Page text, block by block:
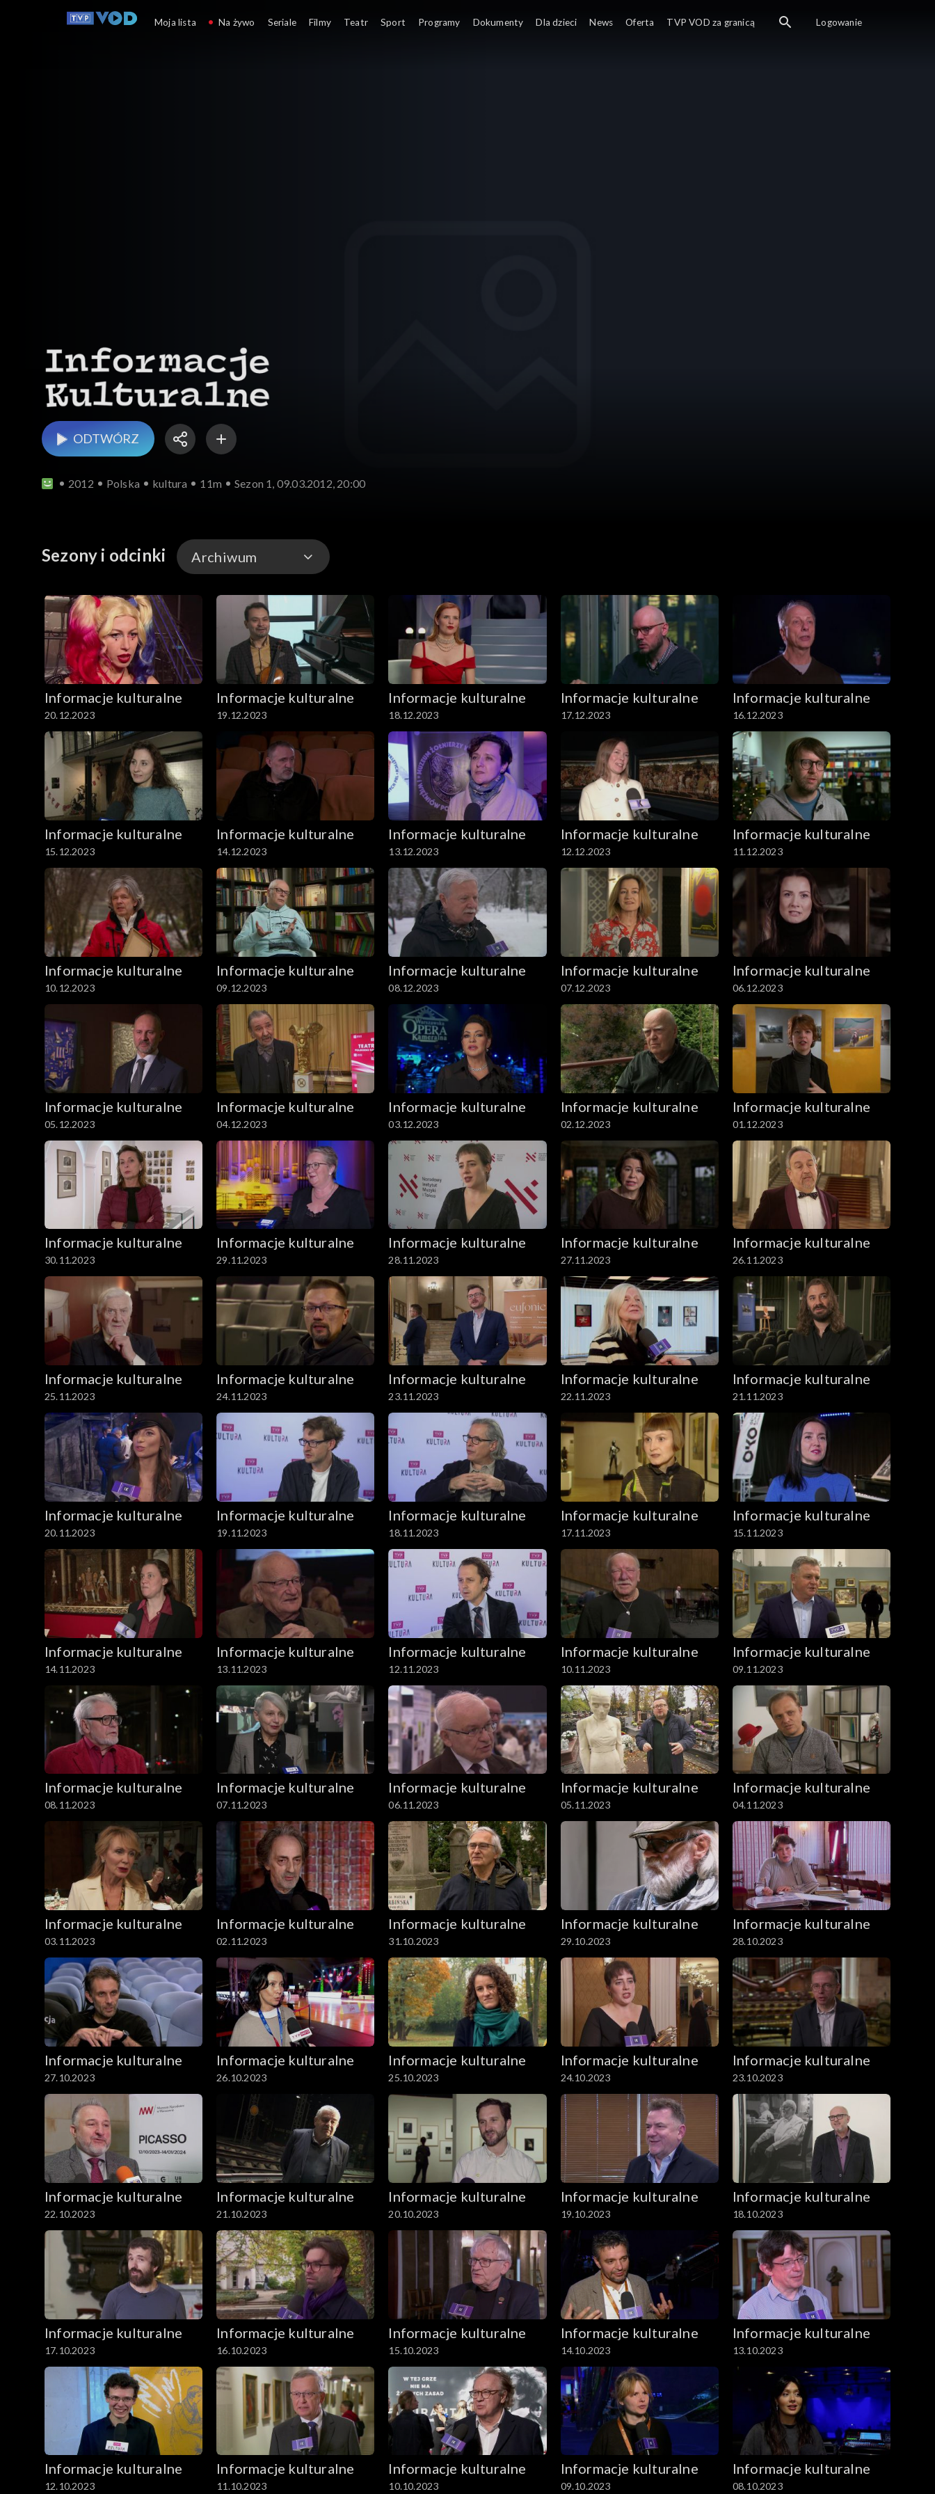
ODTWÓRZ
2012 Polska kultura 11m Sezon 1, 09.03.2012, 20:00
Sezony i odcinki Archiwum
Odcinki
Archiwum
Informacje kulturalne
20.12.2023
Informacje kulturalne
19.12.2023
Informacje kulturalne
18.12.2023
Informacje kulturalne
17.12.2023
Informacje kulturalne
16.12.2023
Informacje kulturalne
15.12.2023
Informacje kulturalne
14.12.2023
Informacje kulturalne
13.12.2023
Informacje kulturalne
12.12.2023
Informacje kulturalne
11.12.2023
Informacje kulturalne
10.12.2023
Informacje kulturalne
09.12.2023
Informacje kulturalne
08.12.2023
Informacje kulturalne
07.12.2023
Informacje kulturalne
06.12.2023
Informacje kulturalne
05.12.2023
Informacje kulturalne
04.12.2023
Informacje kulturalne
03.12.2023
Informacje kulturalne
02.12.2023
Informacje kulturalne
01.12.2023
Informacje kulturalne
30.11.2023
Informacje kulturalne
29.11.2023
Informacje kulturalne
28.11.2023
Informacje kulturalne
27.11.2023
Informacje kulturalne
26.11.2023
Informacje kulturalne
25.11.2023
Informacje kulturalne
24.11.2023
Informacje kulturalne
23.11.2023
Informacje kulturalne
22.11.2023
Informacje kulturalne
21.11.2023
Informacje kulturalne
20.11.2023
Informacje kulturalne
19.11.2023
Informacje kulturalne
18.11.2023
Informacje kulturalne
17.11.2023
Informacje kulturalne
15.11.2023
Informacje kulturalne
14.11.2023
Informacje kulturalne
13.11.2023
Informacje kulturalne
12.11.2023
Informacje kulturalne
10.11.2023
Informacje kulturalne
09.11.2023
Informacje kulturalne
08.11.2023
Informacje kulturalne
07.11.2023
Informacje kulturalne
06.11.2023
Informacje kulturalne
05.11.2023
Informacje kulturalne
04.11.2023
Informacje kulturalne
03.11.2023
Informacje kulturalne
02.11.2023
Informacje kulturalne
31.10.2023
Informacje kulturalne
29.10.2023
Informacje kulturalne
28.10.2023
Informacje kulturalne
27.10.2023
Informacje kulturalne
26.10.2023
Informacje kulturalne
25.10.2023
Informacje kulturalne
24.10.2023
Informacje kulturalne
23.10.2023
Informacje kulturalne
22.10.2023
Informacje kulturalne
21.10.2023
Informacje kulturalne
20.10.2023
Informacje kulturalne
19.10.2023
Informacje kulturalne
18.10.2023
Informacje kulturalne
17.10.2023
Informacje kulturalne
16.10.2023
Informacje kulturalne
15.10.2023
Informacje kulturalne
14.10.2023
Informacje kulturalne
13.10.2023
Informacje kulturalne
12.10.2023
Informacje kulturalne
11.10.2023
Informacje kulturalne
10.10.2023
Informacje kulturalne
09.10.2023
Informacje kulturalne
08.10.2023
Moja lista Na żywo Seriale Filmy Teatr Sport Programy Dokumenty Dla dzieci News Oferta TVP VOD za granicą Logowanie